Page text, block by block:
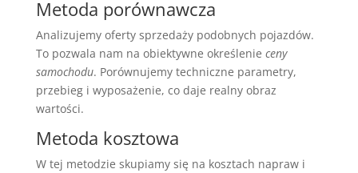
Metoda porównawcza
Analizujemy oferty sprzedaży podobnych pojazdów.
To pozwala nam na obiektywne określenie ceny
samochodu. Porównujemy techniczne parametry,
przebieg i wyposażenie, co daje realny obraz
wartości.
Metoda kosztowa
W tej metodzie skupiamy się na kosztach napraw i